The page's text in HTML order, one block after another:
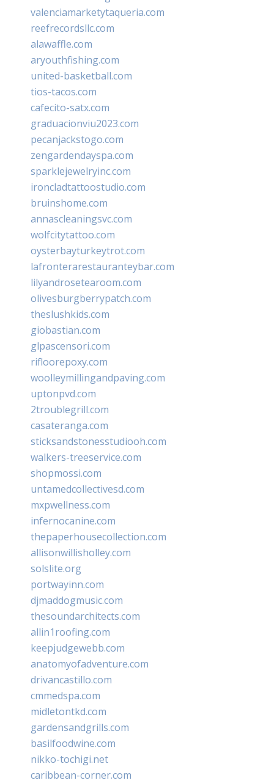
valenciamarketytaqueria.com
reefrecordsllc.com
alawaffle.com
aryouthfishing.com
united-basketball.com
tios-tacos.com
cafecito-satx.com
graduacionviu2023.com
pecanjackstogo.com
zengardendayspa.com
sparklejewelryinc.com
ironcladtattoostudio.com
bruinshome.com
annascleaningsvc.com
wolfcitytattoo.com
oysterbayturkeytrot.com
lafronterarestauranteybar.com
lilyandrosetearoom.com
olivesburgberrypatch.com
theslushkids.com
giobastian.com
glpascensori.com
rifloorepoxy.com
woolleymillingandpaving.com
uptonpvd.com
2troublegrill.com
casateranga.com
sticksandstonesstudiooh.com
walkers-treeservice.com
shopmossi.com
untamedcollectivesd.com
mxpwellness.com
infernocanine.com
thepaperhousecollection.com
allisonwillisholley.com
solslite.org
portwayinn.com
djmaddogmusic.com
thesoundarchitects.com
allin1roofing.com
keepjudgewebb.com
anatomyofadventure.com
drivancastillo.com
cmmedspa.com
midletontkd.com
gardensandgrills.com
basilfoodwine.com
nikko-tochigi.net
caribbean-corner.com